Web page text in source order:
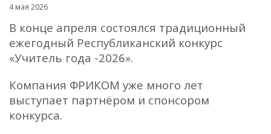
4 мая 2026
В конце апреля состоялся традиционный
ежегодный Республиканский конкурс
«Учитель года -2026».
Компания ФРИКОМ уже много лет
выступает партнёром и спонсором
конкурса.